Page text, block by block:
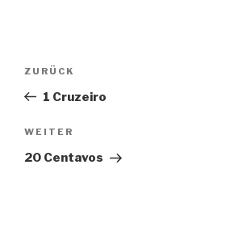
Beitrags-
Vorheriger
Beitrag
ZURÜCK
1 Cruzeiro
Nächster
Beitrag
WEITER
20 Centavos